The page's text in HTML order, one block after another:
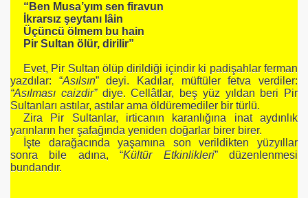
“Ben Musa’yım sen firavun
İkrarsız şeytanı lâin
Üçüncü ölmem bu hain
Pir Sultan ölür, dirilir”
Evet, Pir Sultan ölüp dirildiği içindir ki padişahlar ferman
yazdılar: “Asılsın” deyi. Kadılar, müftüler fetva verdiler:
“Asılması caizdir”diye. Cellâtlar, beş yüz yıldan beri Pir
Sultanları astılar, astılar ama öldüremediler bir türlü.
Zira Pir Sultanlar, irticanın karanlığına inat aydınlık
yarınların her şafağında yeniden doğarlar birer birer.
İşte darağacında yaşamına son verildikten yüzyıllar
sonra bile adına, “Kültür Etkinlikleri” düzenlenmesi
bundandır.